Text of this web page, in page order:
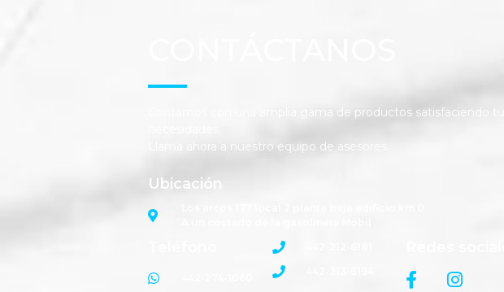
Contamos con una amplia gama de productos satisfaciendo tus
Llama ahora a nuestro equipo de asesores.
Ubicación